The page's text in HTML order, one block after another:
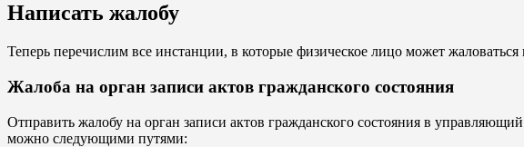
Написать жалобу
Теперь перечислим все инстанции, в которые физическое лицо может
Жалоба на орган записи актов гражданского состояния
Отправить жалобу на орган записи актов гражданского состояния в
можно следующими путями: